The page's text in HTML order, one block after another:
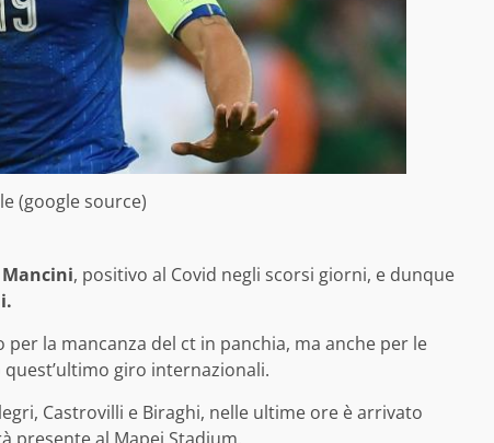
(google source)
, positivo al Covid negli scorsi giorni, e dunque
la mancanza del ct in panchia, ma anche per le
giro internazionali.
Castrovilli e Biraghi, nelle ultime ore è arrivato